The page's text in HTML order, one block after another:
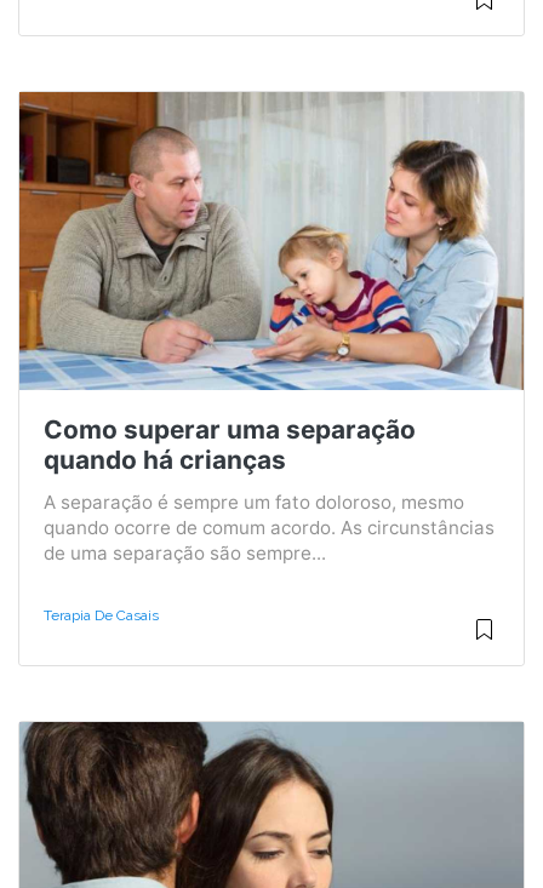
Como superar uma separação
quando há crianças
A separação é sempre um fato doloroso, mesmo
quando ocorre de comum acordo. As circunstâncias
de uma separação são sempre...
Terapia De Casais